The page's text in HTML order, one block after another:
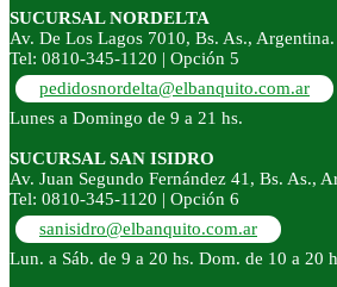
SUCURSAL NORDELTA
Av. De Los Lagos 7010, Bs. As., Argentina.
Tel: 0810-345-1120 | Opción 5
pedidosnordelta@elbanquito.com.ar
Lunes a Domingo de 9 a 21 hs.
SUCURSAL SAN ISIDRO
Av. Juan Segundo Fernández 41, Bs. As.,
Tel: 0810-345-1120 | Opción 6
sanisidro@elbanquito.com.ar
Lun. a Sáb. de 9 a 20 hs. Dom. de 10 a 20